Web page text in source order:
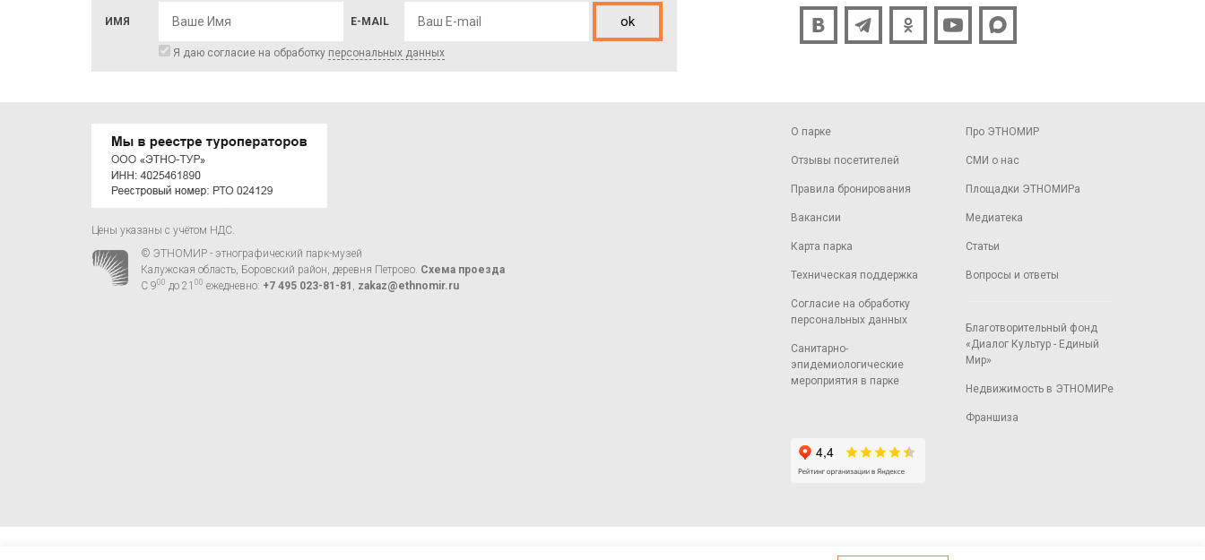
ИМЯ E-MAIL ok
Я даю согласие на обработку персональных данных
О парке
Отзывы посетителей
Правила бронирования
Вакансии
Карта парка
Техническая поддержка
Согласие на обработку
персональных данных
Санитарно-
эпидемиологические
мероприятия в парке
Про ЭТНОМИР
СМИ о нас
Площадки ЭТНОМИРа
Медиатека
Статьи
Вопросы и ответы
Благотворительный фонд
«Диалог Культур - Единый
Мир»
Недвижимость в ЭТНОМИРе
Франшиза
Цены указаны с учётом НДС.
© ЭТНОМИР - этнографический парк-музей
Калужская область, Боровский район, деревня Петрово. Схема проезда
С 900 до 21 00 ежедневно: +7 495 023-81-81 zakaz@ethnomir.ru